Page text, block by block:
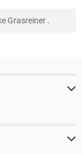
Grasreiner .